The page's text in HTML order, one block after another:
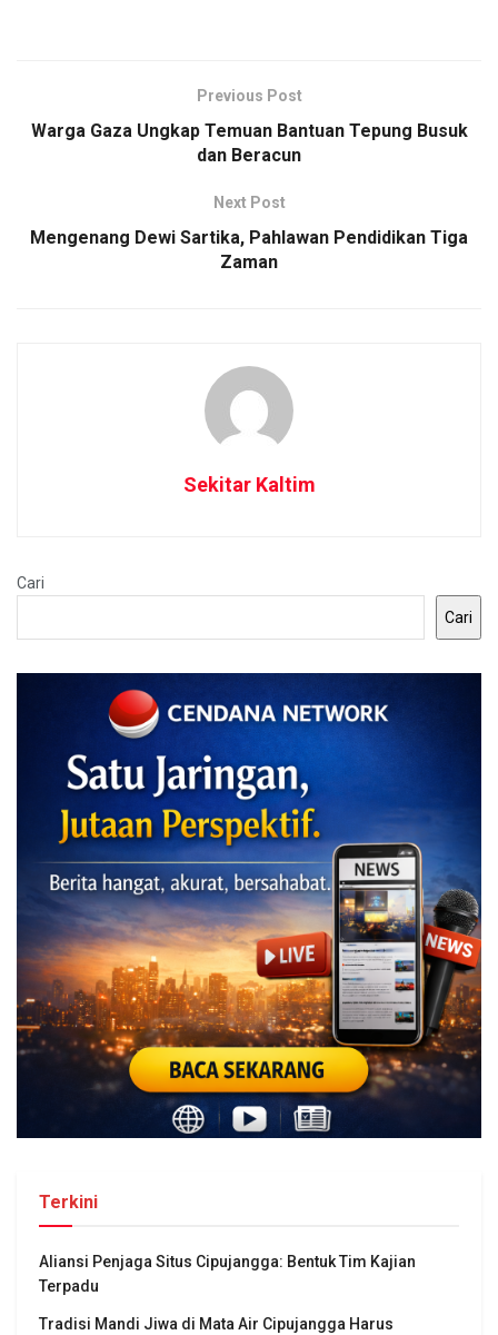
Previous Post
Warga Gaza Ungkap Temuan Bantuan Tepung Busuk
dan Beracun
Next Post
Mengenang Dewi Sartika, Pahlawan Pendidikan Tiga
Zaman
Sekitar Kaltim
Cari
Cari
Terkini
Aliansi Penjaga Situs Cipujangga: Bentuk Tim Kajian
Terpadu
Tradisi Mandi Jiwa di Mata Air Cipujangga Harus